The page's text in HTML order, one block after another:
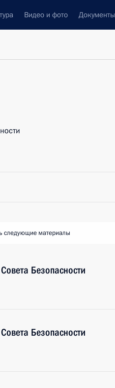
Видео и фото Документы
следующие материалы
Безопасности
Безопасности